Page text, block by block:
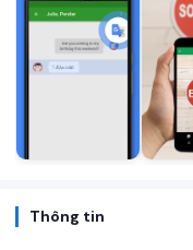
Thông tin